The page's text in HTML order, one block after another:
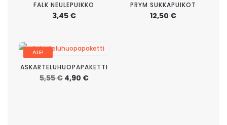
FALK NEULEPUIKKO
3,45 €
PRYM SUKKAPUIKOT
12,50 €
ALE!
ASKARTELUHUOPAPAKETTI
5,55€ Alkuperäinen
hinta
4,90 €Nykyinen